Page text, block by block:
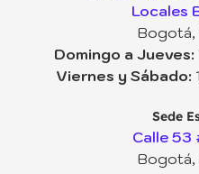
Locales
Bogotá,
Domingo a Jueves:
Viernes y Sábado:
Sede
Calle
Bogotá,